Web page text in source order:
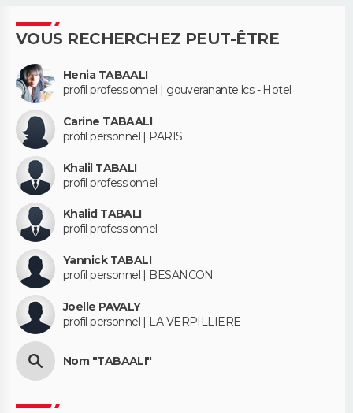
VOUS RECHERCHEZ PEUT-ÊTRE
Henia TABAALI
profil professionnel | gouveranante lcs - Hotel
Carine TABAALI
profil personnel | PARIS
Khalil TABALI
profil professionnel
Khalid TABALI
profil professionnel
Yannick TABALI
profil personnel | BESANCON
Joelle PAVALY
profil personnel | LA VERPILLIERE
Nom "TABAALI"